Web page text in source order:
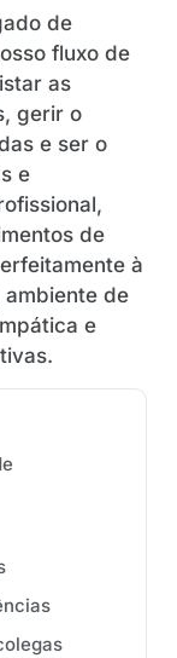
de
fluxo de
as
gerir o
e ser o
e
de
à
ambiente de
e